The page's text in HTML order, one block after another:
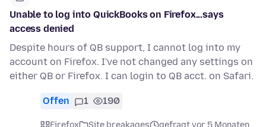
Unable to log into QuickBooks on Firefox...says
access denied
Despite hours of QB support, I cannot log into my
account on Firefox. I've not changed any settings on
either QB or Firefox. I can login to QB acct. on Safari.
Offen 1 190